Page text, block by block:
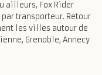
ailleurs, Fox Rider
transporteur. Retour
les villes autour de
Grenoble, Annecy